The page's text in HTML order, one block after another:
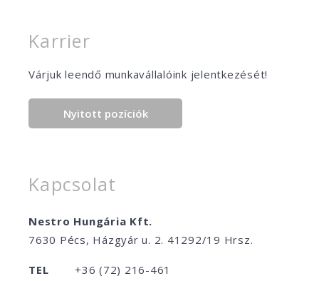
Karrier
Várjuk leendő munkavállalóink jelentkezését!
Nyitott pozíciók
Kapcsolat
Nestro Hungária Kft.
7630 Pécs, Házgyár u. 2. 41292/19 Hrsz.
TEL
+36 (72) 216-461